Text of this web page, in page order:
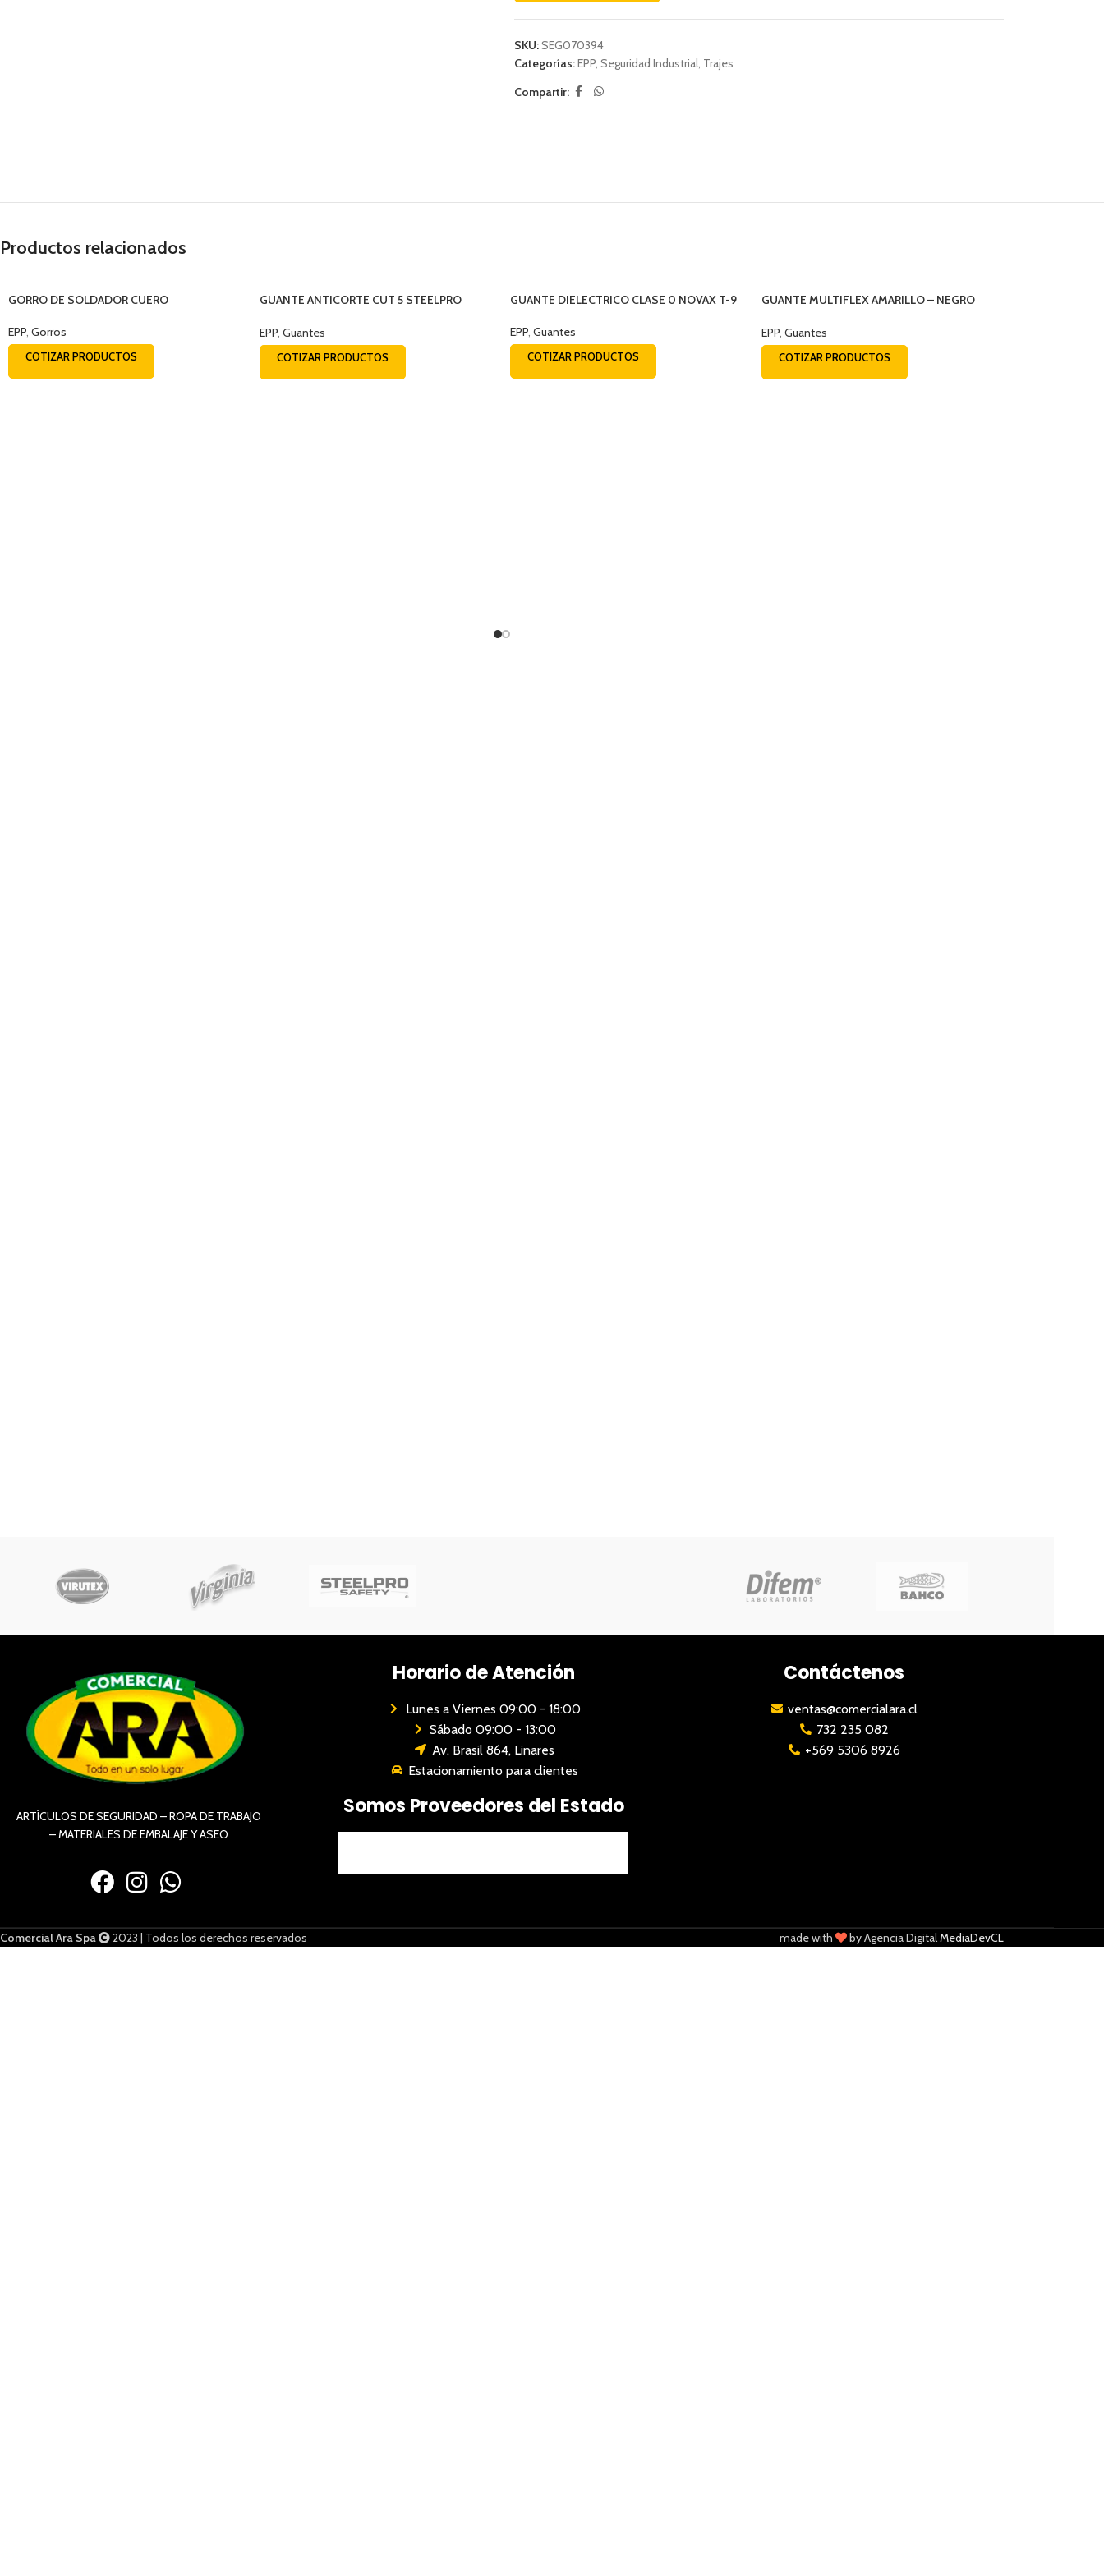
SKU:SEG070394
Categorías:EPP, Seguridad Industrial, Trajes
Compartir:
Productos relacionados
GORRO DE SOLDADOR CUERO
EPP, Gorros
COTIZAR PRODUCTOS
GUANTE ANTICORTE CUT 5 STEELPRO
EPP, Guantes
COTIZAR PRODUCTOS
GUANTE DIELECTRICO CLASE 0 NOVAX T-9
EPP, Guantes
COTIZAR PRODUCTOS
GUANTE MULTIFLEX AMARILLO – NEGRO
EPP, Guantes
COTIZAR PRODUCTOS
ARTÍCULOS DE SEGURIDAD – ROPA DE TRABAJO
– MATERIALES DE EMBALAJE Y ASEO
Horario de Atención
Lunes a Viernes 09:00 - 18:00
Sábado 09:00 - 13:00
Av. Brasil 864, Linares
Estacionamiento para clientes
Somos Proveedores del Estado
Contáctenos
ventas@comercialara.cl
732 235 082
+569 5306 8926
Comercial Ara Spa 2023 | Todos los derechos reservados made with by Agencia DigitalMediaDevCL